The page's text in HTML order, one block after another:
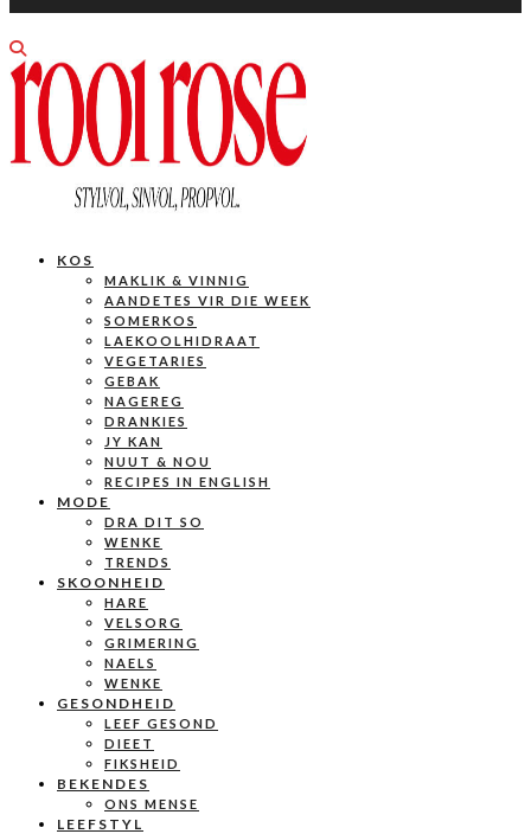
KOS
MAKLIK & VINNIG
AANDETES VIR DIE WEEK
SOMERKOS
LAEKOOLHIDRAAT
VEGETARIES
GEBAK
NAGEREG
DRANKIES
JY KAN
NUUT & NOU
RECIPES IN ENGLISH
MODE
DRA DIT SO
WENKE
TRENDS
SKOONHEID
HARE
VELSORG
GRIMERING
NAELS
WENKE
GESONDHEID
LEEF GESOND
DIEET
FIKSHEID
BEKENDES
ONS MENSE
LEEFSTYL